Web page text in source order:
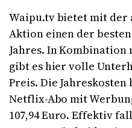
Waipu.tv bietet mit der
Aktion einen der
Jahres. In
gibt es hier volle
Preis. Die
Netflix-Abo mit
107,94 Euro. Effektiv